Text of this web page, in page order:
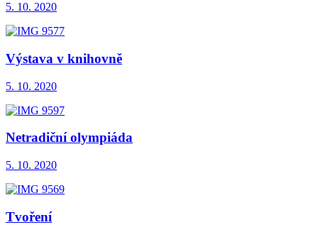
5. 10. 2020
Výstava v knihovně
5. 10. 2020
Netradiční olympiáda
5. 10. 2020
Tvoření